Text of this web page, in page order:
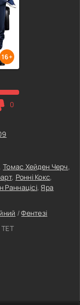
16+
0
Томас Хейден Черч,
, Ронні Кокс,
Раннацісі,Яра
/Фентезі
ТЕТ